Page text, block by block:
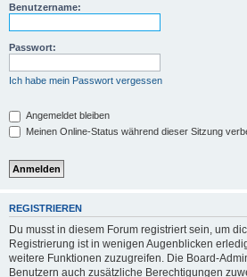
Benutzername:
Passwort:
Ich habe mein Passwort vergessen
Angemeldet bleiben
Meinen Online-Status während dieser Sitzung
REGISTRIEREN
Du musst in diesem Forum registriert sein, um
Registrierung ist in wenigen Augenblicken
weitere Funktionen zuzugreifen. Die Board-
Benutzern auch zusätzliche Berechtigungen